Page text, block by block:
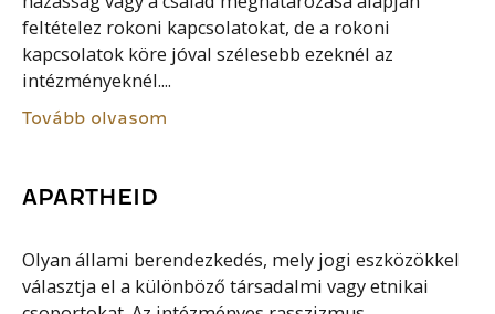
feltételez rokoni kapcsolatokat, de a rokoni
kapcsolatok köre jóval szélesebb ezeknél az
intézményeknél....
Tovább olvasom
APARTHEID
Olyan állami berendezkedés, mely jogi eszközökkel
választja el a különböző társadalmi vagy etnikai